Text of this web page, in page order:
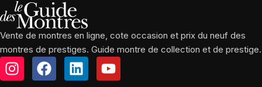
Vente de montres en ligne, cote occasion et prix du neuf des
montres de prestiges. Guide montre de collection et de prestige.